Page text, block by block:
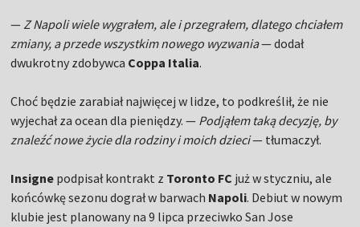
—Z Napoli wiele wygrałem, ale i przegrałem, dlatego chciałem
zmiany, a przede wszystkim nowego wyzwania— dodał
dwukrotny zdobywca Coppa Italia.
Choć będzie zarabiał najwięcej w lidze, to podkreślił, że nie
wyjechał za ocean dla pieniędzy. — Podjąłem taką decyzję, by
znaleźć nowe życie dla rodziny i moich dzieci— tłumaczył.
Insigne podpisał kontrakt z Toronto FC już w styczniu, ale
końcówkę sezonu dograł w barwach Napoli. Debiut w nowym
klubie jest planowany na 9 lipca przeciwko San Jose